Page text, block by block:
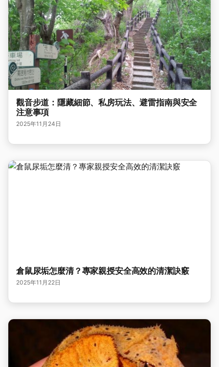
觀音步道：隱藏細節、私房玩法、避雷指南與安全
注意事項
2025年11月24日
倉鼠尿垢怎麼清？專家親授安全高效的清潔訣竅
2025年11月22日